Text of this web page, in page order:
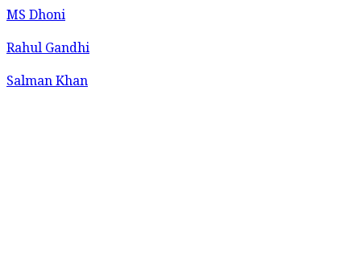
MS Dhoni
Rahul Gandhi
Salman Khan